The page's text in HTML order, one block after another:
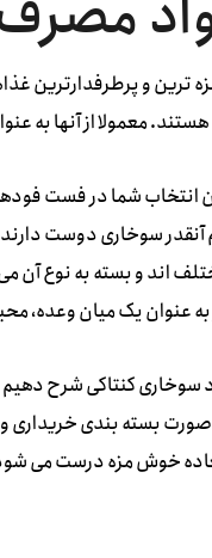
ترین و پرطرفدارترین
هستند. معمولا از آنها به
انتخاب شما در فست
آنقدر سوخاری دوست
اند و بسته به نوع آن
به عنوان یک میان وعده،
سوخاری کنتاکی شرح
صورت بسته بندی
خوش مزه درست می